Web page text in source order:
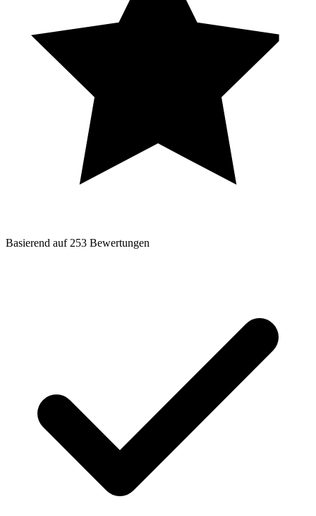
Basierend auf 253 Bewertungen